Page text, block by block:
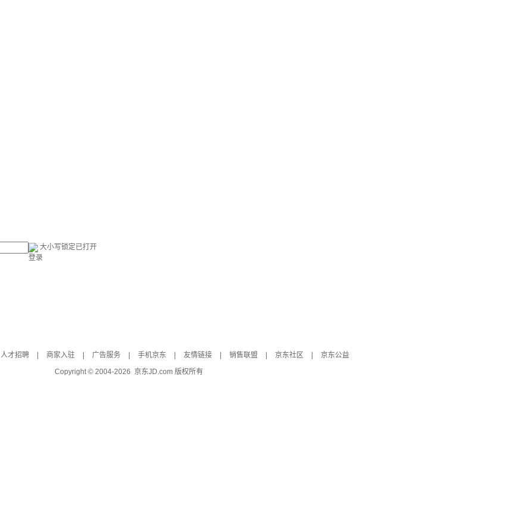
大小写锁定已打开
登录
人才招聘 商家入驻 广告服务 手机京东 友情链接 销售联盟 京东社区
京东公益
Copyright © 2004-2026 京东JD.com 版权所有